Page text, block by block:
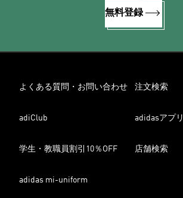
無料登録
よくある質問・お問い合わせ 注文検索
adiClub adidasアプリ
学生・教職員割引10％OFF 店舗検索
adidas mi-uniform